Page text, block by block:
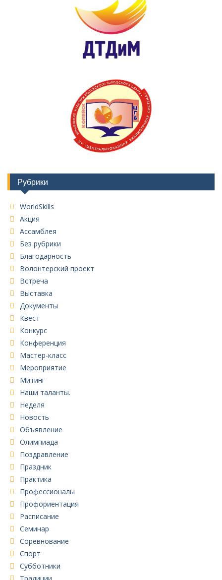
Рубрики
WorldSkills
Акция
Ассамблея
Без рубрики
Благодарность
Волонтерский проект
Встреча
Выставка
Документы
Квест
Конкурс
Конференция
Мастер-класс
Мероприятие
Митинг
Наши таланты.
Неделя
Новость
Объявление
Олимпиада
Поздравление
Праздник
Практика
Профессионалы
Профориентация
Расписание
Семинар
Соревнование
Спорт
Субботники